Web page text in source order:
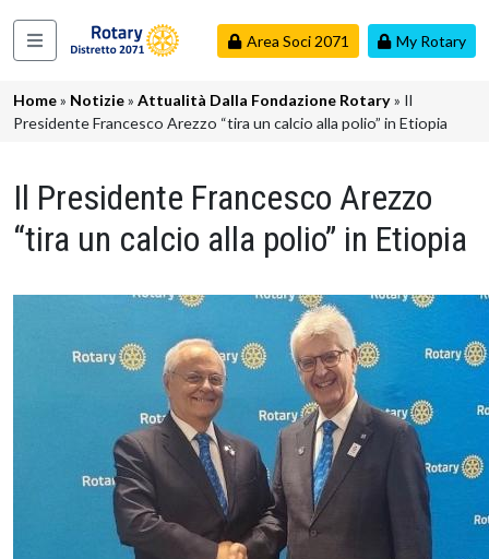
Area Soci 2071 My Rotary
Navigazione principale
Briciole di pane
Home Notizie Attualità Dalla Fondazione Rotary
Il
Presidente Francesco Arezzo “tira un calcio alla polio” in Etiopia
Il Presidente Francesco Arezzo
“tira un calcio alla polio” in Etiopia